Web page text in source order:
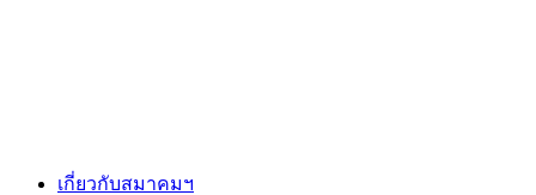
เกี่ยวกับสมาคมฯ